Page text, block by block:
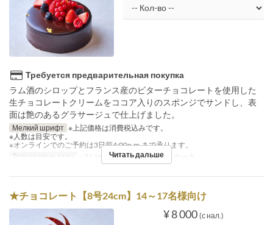
Требуется предварительная покупка
ラム酒のシロップとフランス産のビターチョコレートを使用した
生チョコレートクリームをココア入りのスポンジでサンドし、表
面は艶のあるグラサージュで仕上げました。
Мелкий шрифт ※上記価格は消費税込みです。
※人数は目安です。
※オンラインでのご予約は3日前4:00p.m.まで承ります。
Допустимые даты
~ 31 авг. Категория места ケーキ
Читать дальше
★チョコレート【8号24cm】14～17名様向け
¥ 8 000 (с нал.)